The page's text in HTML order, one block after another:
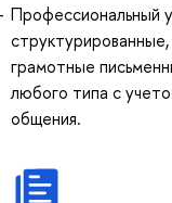
Профессиональный
грамотные
любого типа с
общения.